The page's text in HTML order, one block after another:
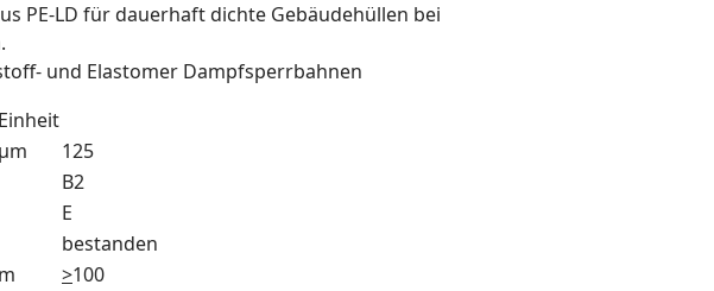
PE-LD für dauerhaft dichte Gebäudehüllen bei
und Elastomer Dampfsperrbahnen
Einheit
µm
125
B2
E
bestanden
m >100